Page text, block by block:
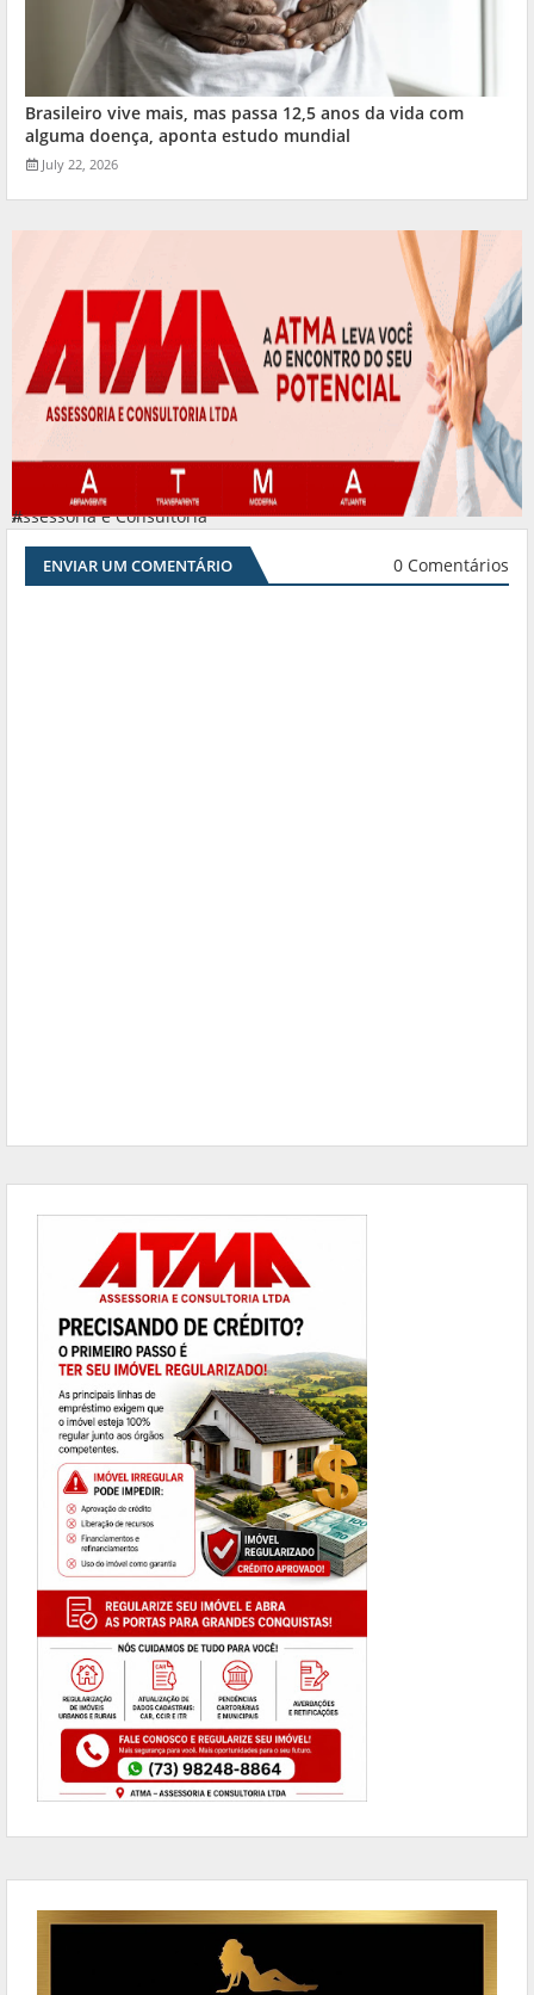
Brasileiro vive mais, mas passa 12,5 anos da vida com
alguma doença, aponta estudo mundial
July 22, 2026
Assessoria e Consultoria
#
ENVIAR UM COMENTÁRIO 0 Comentários